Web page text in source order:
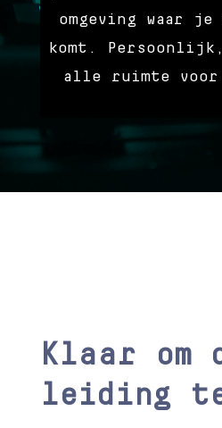
omgeving waar
komt.
alle ruimte
Klaar om
leiding te